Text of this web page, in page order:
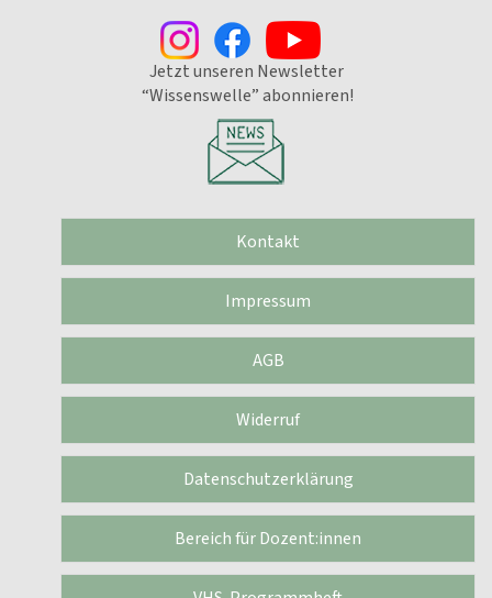
Jetzt unseren Newsletter
“Wissenswelle” abonnieren!
Kontakt
Impressum
AGB
Widerruf
Datenschutzerklärung
Bereich für Dozent:innen